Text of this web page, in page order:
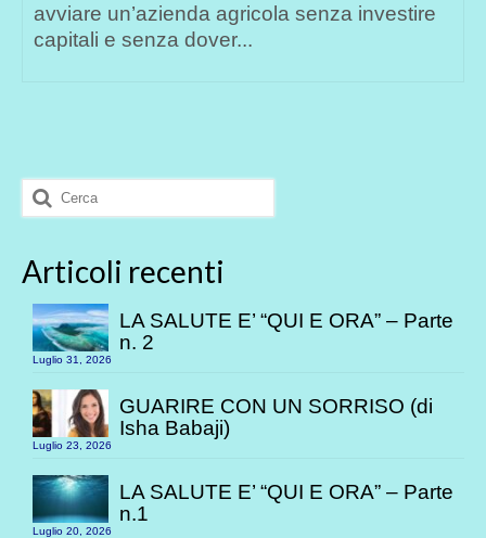
avviare un’azienda agricola senza investire
capitali e senza dover...
Cerca:
Articoli recenti
LA SALUTE E’ “QUI E ORA” – Parte
n. 2
Luglio 31, 2026
GUARIRE CON UN SORRISO (di
Isha Babaji)
Luglio 23, 2026
LA SALUTE E’ “QUI E ORA” – Parte
n.1
Luglio 20, 2026